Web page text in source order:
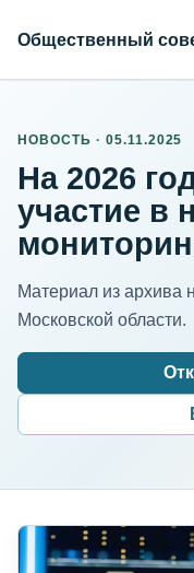
Общественный
НОВОСТЬ · 05.11.2025
На 2026
участие в
Материал из архива
Московской области.